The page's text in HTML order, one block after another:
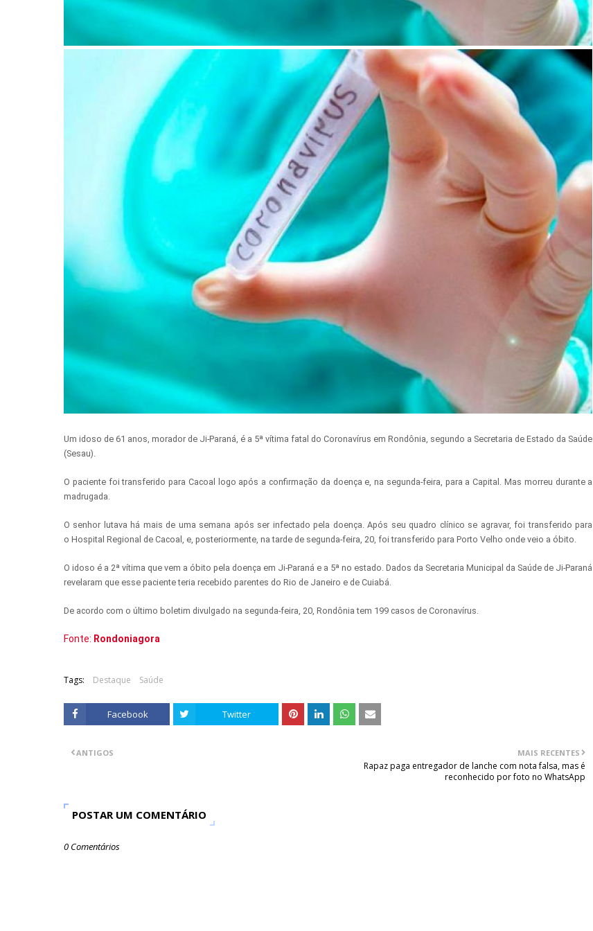
Um idoso de 61 anos, morador de Ji-Paraná, é a 5ª vítima fatal do Coronavírus em Rondônia, segundo a Secretaria de Estado da Saúde
(Sesau).
O paciente foi transferido para Cacoal logo após a confirmação da doença e, na segunda-feira, para a Capital. Mas morreu durante a
madrugada.
O senhor lutava há mais de uma semana após ser infectado pela doença. Após seu quadro clínico se agravar, foi transferido para
o Hospital Regional de Cacoal, e, posteriormente, na tarde de segunda-feira, 20, foi transferido para Porto Velho onde veio a óbito.
O idoso é a 2ª vítima que vem a óbito pela doença em Ji-Paraná e a 5ª no estado. Dados da Secretaria Municipal da Saúde de Ji-Paraná
revelaram que esse paciente teria recebido parentes do Rio de Janeiro e de Cuiabá.
De acordo com o último boletim divulgado na segunda-feira, 20, Rondônia tem 199 casos de Coronavírus.
Fonte: Rondoniagora
Tags: Destaque Saúde
Facebook Twitter
MAIS RECENTES
Rapaz paga entregador de lanche com nota falsa, mas é
reconhecido por foto no WhatsApp
ANTIGOS
POSTAR UM COMENTÁRIO
0 Comentários